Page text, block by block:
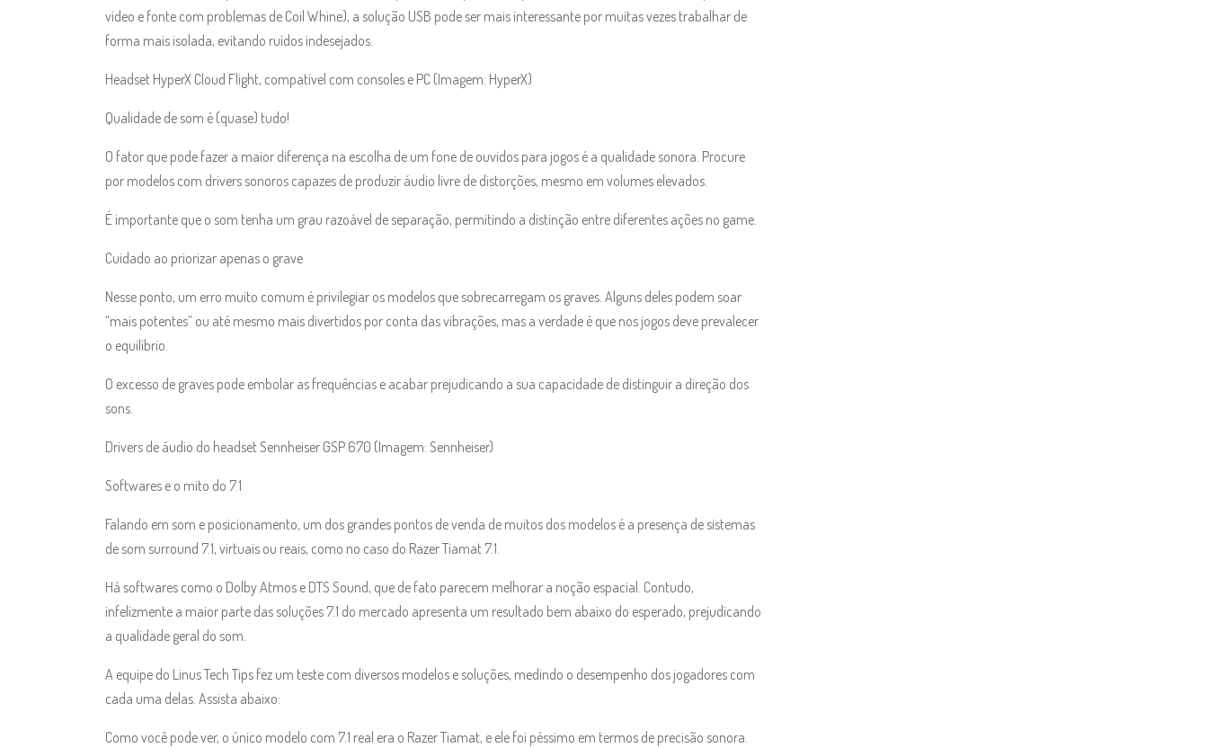
vídeo e fonte com problemas de Coil Whine), a solução USB pode ser mais interessante por muitas vezes trabalhar de
forma mais isolada, evitando ruídos indesejados.
Headset HyperX Cloud Flight, compatível com consoles e PC (Imagem: HyperX)
Qualidade de som é (quase) tudo!
O fator que pode fazer a maior diferença na escolha de um fone de ouvidos para jogos é a qualidade sonora. Procure
por modelos com drivers sonoros capazes de produzir áudio livre de distorções, mesmo em volumes elevados.
É importante que o som tenha um grau razoável de separação, permitindo a distinção entre diferentes ações no game.
Cuidado ao priorizar apenas o grave
Nesse ponto, um erro muito comum é privilegiar os modelos que sobrecarregam os graves. Alguns deles podem soar
“mais potentes” ou até mesmo mais divertidos por conta das vibrações, mas a verdade é que nos jogos deve prevalecer
o equilíbrio.
O excesso de graves pode embolar as frequências e acabar prejudicando a sua capacidade de distinguir a direção dos
sons.
Drivers de áudio do headset Sennheiser GSP 670 (Imagem: Sennheiser)
Softwares e o mito do 7.1
Falando em som e posicionamento, um dos grandes pontos de venda de muitos dos modelos é a presença de sistemas
de som surround 7.1, virtuais ou reais, como no caso do Razer Tiamat 7.1.
Há softwares como o Dolby Atmos e DTS Sound, que de fato parecem melhorar a noção espacial. Contudo,
infelizmente a maior parte das soluções 7.1 do mercado apresenta um resultado bem abaixo do esperado, prejudicando
a qualidade geral do som.
A equipe do Linus Tech Tips fez um teste com diversos modelos e soluções, medindo o desempenho dos jogadores com
cada uma delas. Assista abaixo:
Como você pode ver, o único modelo com 7.1 real era o Razer Tiamat, e ele foi péssimo em termos de precisão sonora.